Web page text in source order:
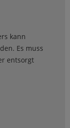
kann
Es muss
entsorgt